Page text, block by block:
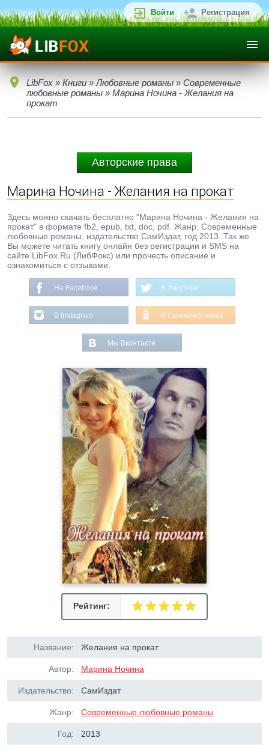
Войти Регистрация
LibFox » Книги » Любовные романы » Современные
любовные романы » Марина Ночина - Желания на
прокат
Авторские права
Марина Ночина - Желания на прокат
Здесь можно скачать бесплатно "Марина Ночина - Желания на
прокат" в формате fb2, epub, txt, doc, pdf. Жанр: Современные
любовные романы, издательство СамИздат, год 2013. Так же
Вы можете читать книгу онлайн без регистрации и SMS на
сайте LibFox.Ru (ЛибФокс) или прочесть описание и
ознакомиться с отзывами.
На Facebook В Твиттере
В Instagram В Одноклассниках
Мы Вконтакте
Рейтинг:
Название: Желания на прокат
Автор: Марина Ночина
Издательство: СамИздат
Жанр: Современные любовные романы
Год: 2013